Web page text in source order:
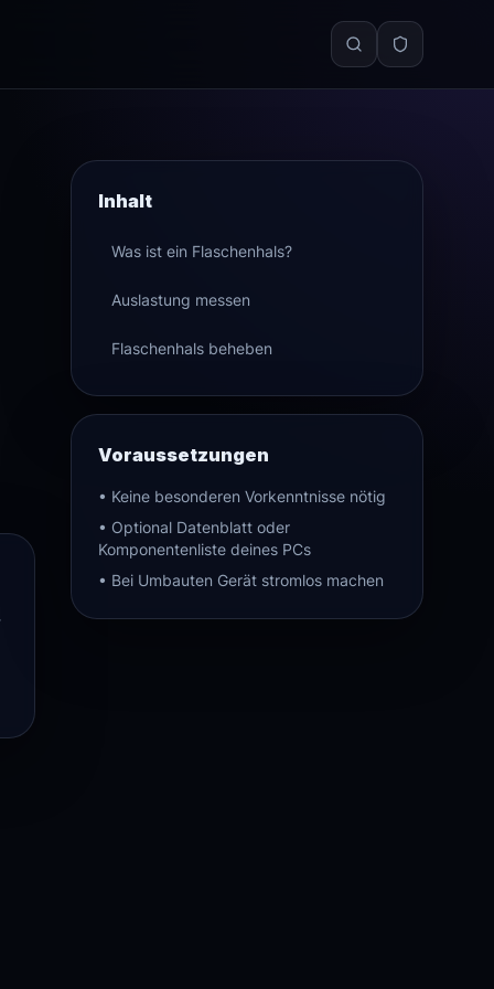
Inhalt
Was ist ein Flaschenhals?
Auslastung messen
Flaschenhals beheben
Voraussetzungen
• Keine besonderen Vorkenntnisse nötig
• Optional Datenblatt oder
Komponentenliste deines PCs
• Bei Umbauten Gerät stromlos machen